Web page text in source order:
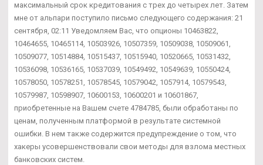
максимальный срок кредитования с трех до четырех лет. Затем
мне от альпари поступило письмо следующего содержания: 21
сентября, 02:11 Уведомляем Вас, что опционы 10463822,
10464655, 10465114, 10503926, 10507359, 10509038, 10509061,
10509077, 10514884, 10515437, 10515940, 10520665, 10531432,
10536098, 10536165, 10537039, 10549492, 10549639, 10550424,
10578050, 10578251, 10578545, 10579042, 1057914, 10579543,
10579987, 10598907, 10600153, 10600201 и 10601867,
приобретенные на Вашем счете 4784785, были обработаны по
ценам, полученным платформой в результате системной
ошибки. В нем также содержится предупреждение о том, что
хакеры усовершенствовали свои методы для взлома местных
банковских систем.